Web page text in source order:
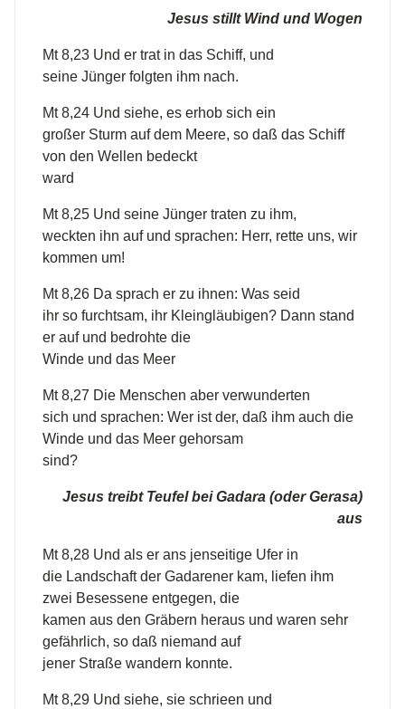
Jesus stillt Wind und Wogen
Mt 8,23 Und er trat in das Schiff, und
seine Jünger folgten ihm nach.
Mt 8,24 Und siehe, es erhob sich ein
großer Sturm auf dem Meere, so daß das Schiff
von den Wellen bedeckt
ward
Mt 8,25 Und seine Jünger traten zu ihm,
weckten ihn auf und sprachen: Herr, rette uns, wir
kommen um!
Mt 8,26 Da sprach er zu ihnen: Was seid
ihr so furchtsam, ihr Kleingläubigen? Dann stand
er auf und bedrohte die
Winde und das Meer
Mt 8,27 Die Menschen aber verwunderten
sich und sprachen: Wer ist der, daß ihm auch die
Winde und das Meer gehorsam
sind?
Jesus treibt Teufel bei Gadara (oder Gerasa)
aus
Mt 8,28 Und als er ans jenseitige Ufer in
die Landschaft der Gadarener kam, liefen ihm
zwei Besessene entgegen, die
kamen aus den Gräbern heraus und waren sehr
gefährlich, so daß niemand auf
jener Straße wandern konnte.
Mt 8,29 Und siehe, sie schrieen und